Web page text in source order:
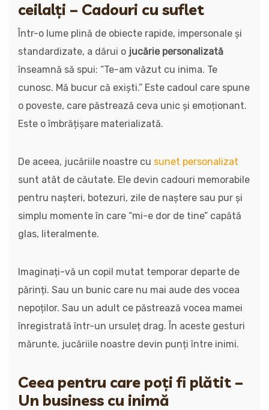
ceilalți – Cadouri cu suflet
Într-o lume plină de obiecte rapide, impersonale și
standardizate, a dărui o jucărie personalizată
înseamnă să spui: “Te-am văzut cu inima. Te
cunosc. Mă bucur că exiști.” Este cadoul care spune
o poveste, care păstrează ceva unic și emoționant.
Este o îmbrățișare materializată.
De aceea, jucăriile noastre cu sunet personalizat
sunt atât de căutate. Ele devin cadouri memorabile
pentru nașteri, botezuri, zile de naștere sau pur și
simplu momente în care “mi-e dor de tine” capătă
glas, literalmente.
Imaginați-vă un copil mutat temporar departe de
părinți. Sau un bunic care nu mai aude des vocea
nepoților. Sau un adult ce păstrează vocea mamei
înregistrată într-un ursuleț drag. În aceste gesturi
mărunte, jucăriile noastre devin punți între inimi.
Ceea pentru care poți fi plătit –
Un business cu inimă